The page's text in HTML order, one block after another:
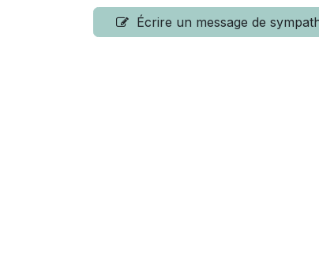
Écrire un message de